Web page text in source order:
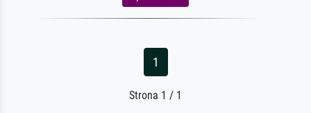
1
Strona 1 / 1